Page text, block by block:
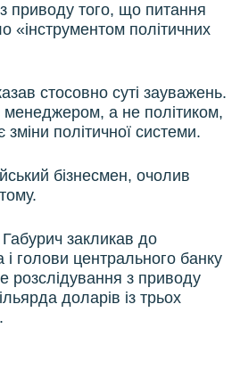
приводу того, що питання
«інструментом політичних
стосовно суті зауважень.
а не політиком,
зміни політичної системи.
бізнесмен, очолив
закликав до
і голови центрального банку
з приводу
доларів із трьох